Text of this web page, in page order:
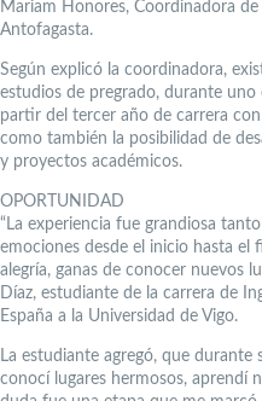
Mariam Honores, Coordinadora
Antofagasta.
Según explicó la coordinadora,
estudios de pregrado, durante
partir del tercer año de carrera
como también la posibilidad de
y proyectos académicos.
OPORTUNIDAD
“La experiencia fue grandiosa
emociones desde el inicio hasta el
alegría, ganas de conocer nuevos
Díaz, estudiante de la carrera de
España a la Universidad de Vigo.
La estudiante agregó, que durante
conocí lugares hermosos, aprendí